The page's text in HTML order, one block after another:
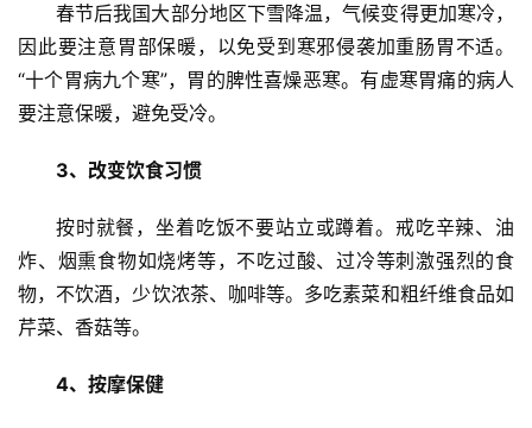
首
页
财
经
商
春节后我国大部分地区下雪降温，气候变得更加寒冷，
因此要注意胃部保暖，以免受到寒邪侵袭加重肠胃不适。
“十个胃病九个寒”，胃的脾性喜燥恶寒。有虚寒胃痛的病人
要注意保暖，避免受冷。
3、改变饮食习惯
按时就餐，坐着吃饭不要站立或蹲着。戒吃辛辣、油
炸、烟熏食物如烧烤等，不吃过酸、过冷等刺激强烈的食
物，不饮酒，少饮浓茶、咖啡等。多吃素菜和粗纤维食品如
芹菜、香菇等。
4、按摩保健